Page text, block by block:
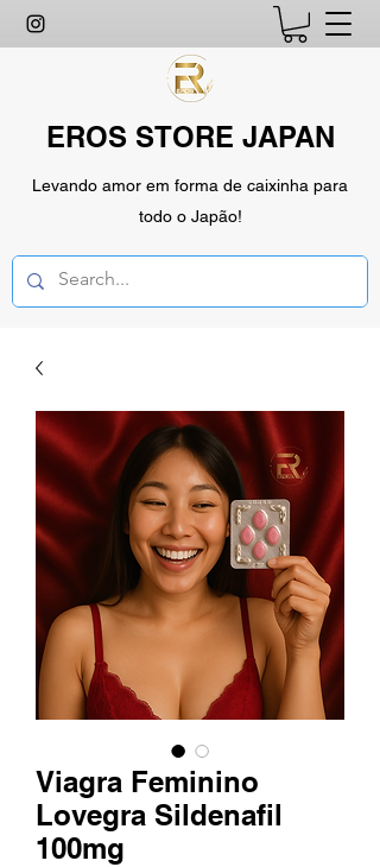
EROS STORE JAPAN
Levando amor em forma de caixinha para
todo o Japão!
Viagra Feminino
Lovegra Sildenafil
100mg